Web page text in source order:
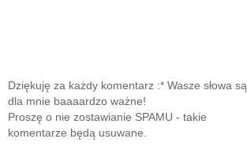
Dziękuję za każdy komentarz :* Wasze słowa są
dla mnie baaaardzo ważne!
Proszę o nie zostawianie SPAMU - takie
komentarze będą usuwane.